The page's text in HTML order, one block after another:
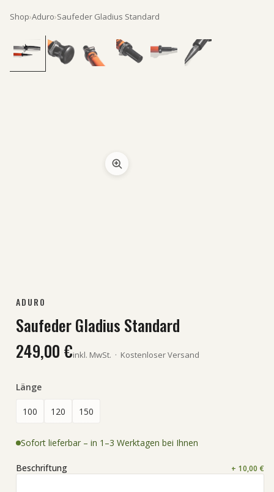
Shop›Aduro›Saufeder Gladius Standard
ADURO
Saufeder Gladius Standard
249,00 €inkl. MwSt. · Kostenloser Versand
Länge
100 120 150
Sofort lieferbar – in 1–3 Werktagen bei Ihnen
Beschriftung + 10,00 €